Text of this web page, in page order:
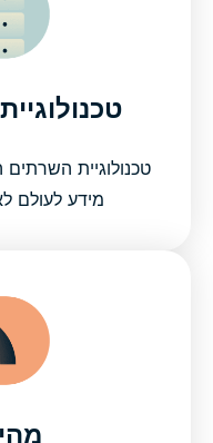
טכנולוגיית TrustedServer
טכנולוגיית
מידע לעולם